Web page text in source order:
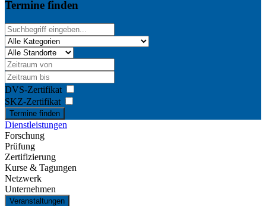
Termine finden
DVS-Zertifikat
SKZ-Zertifikat
Termine finden
Dienstleistungen
Forschung
Prüfung
Zertifizierung
Kurse & Tagungen
Netzwerk
Unternehmen
Veranstaltungen